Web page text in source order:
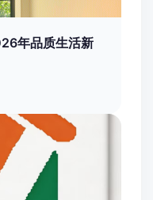
年品质生活新